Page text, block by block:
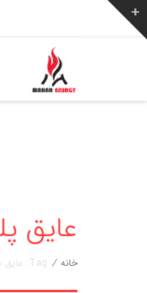
عایق
خانه / Tag: عایق پلی یورتان تزریقی